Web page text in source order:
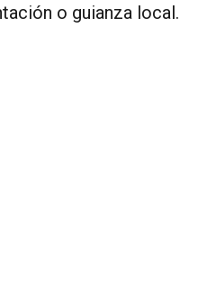
o guianza local.